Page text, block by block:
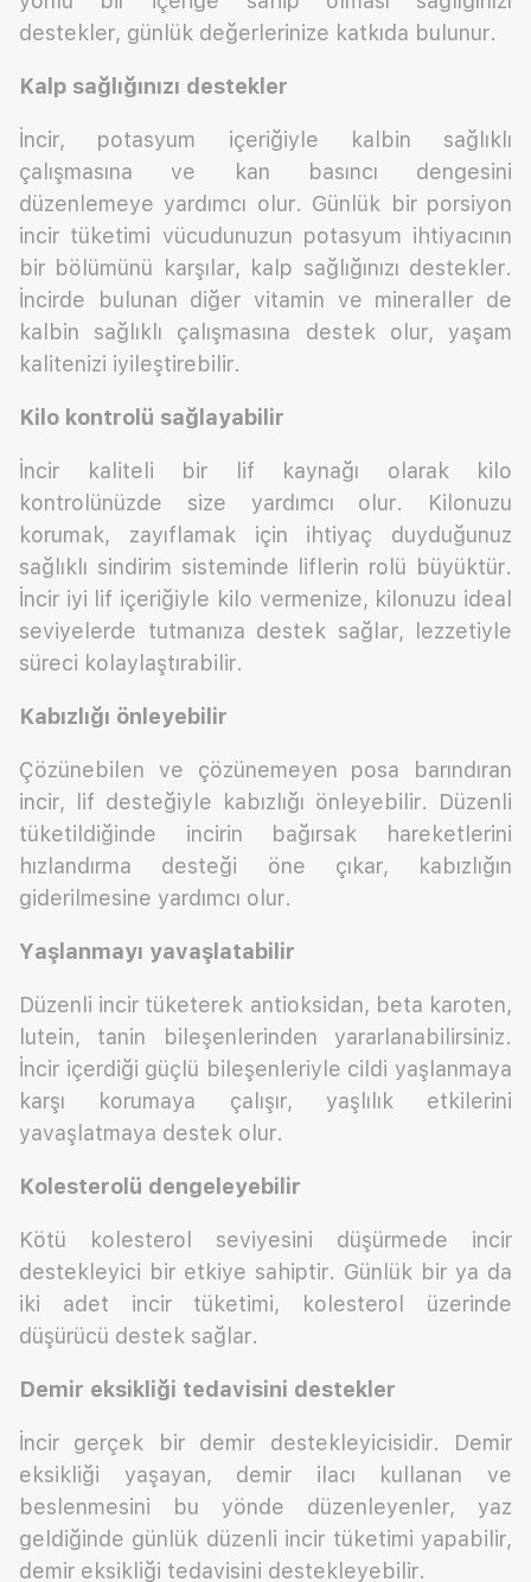
destekler, günlük değerlerinize katkıda bulunur.
Kalp sağlığınızı destekler
İncir, potasyum içeriğiyle kalbin sağlıklı
çalışmasına ve kan basıncı dengesini
düzenlemeye yardımcı olur. Günlük bir porsiyon
incir tüketimi vücudunuzun potasyum ihtiyacının
bir bölümünü karşılar, kalp sağlığınızı destekler.
İncirde bulunan diğer vitamin ve mineraller de
kalbin sağlıklı çalışmasına destek olur, yaşam
kalitenizi iyileştirebilir.
Kilo kontrolü sağlayabilir
İncir kaliteli bir lif kaynağı olarak kilo
kontrolünüzde size yardımcı olur. Kilonuzu
korumak, zayıflamak için ihtiyaç duyduğunuz
sağlıklı sindirim sisteminde liflerin rolü büyüktür.
İncir iyi lif içeriğiyle kilo vermenize, kilonuzu ideal
seviyelerde tutmanıza destek sağlar, lezzetiyle
süreci kolaylaştırabilir.
Kabızlığı önleyebilir
Çözünebilen ve çözünemeyen posa barındıran
incir, lif desteğiyle kabızlığı önleyebilir. Düzenli
tüketildiğinde incirin bağırsak hareketlerini
hızlandırma desteği öne çıkar, kabızlığın
giderilmesine yardımcı olur.
Yaşlanmayı yavaşlatabilir
Düzenli incir tüketerek antioksidan, beta karoten,
lutein, tanin bileşenlerinden yararlanabilirsiniz.
İncir içerdiği güçlü bileşenleriyle cildi yaşlanmaya
karşı korumaya çalışır, yaşlılık etkilerini
yavaşlatmaya destek olur.
Kolesterolü dengeleyebilir
Kötü kolesterol seviyesini düşürmede incir
destekleyici bir etkiye sahiptir. Günlük bir ya da
iki adet incir tüketimi, kolesterol üzerinde
düşürücü destek sağlar.
Demir eksikliği tedavisini destekler
İncir gerçek bir demir destekleyicisidir. Demir
eksikliği yaşayan, demir ilacı kullanan ve
beslenmesini bu yönde düzenleyenler, yaz
geldiğinde günlük düzenli incir tüketimi yapabilir,
demir eksikliği tedavisini destekleyebilir.